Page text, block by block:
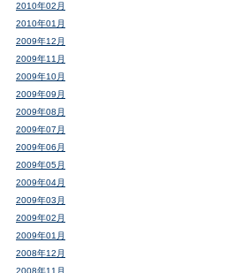
2010年02月
2010年01月
2009年12月
2009年11月
2009年10月
2009年09月
2009年08月
2009年07月
2009年06月
2009年05月
2009年04月
2009年03月
2009年02月
2009年01月
2008年12月
2008年11月